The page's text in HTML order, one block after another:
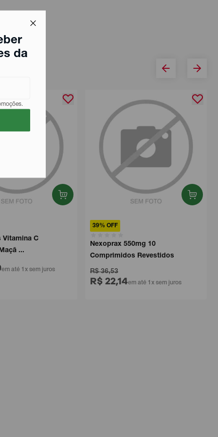
da
Vitamina C
...
em até 1x sem juros
39% OFF
Nexoprax 550mg 10
Comprimidos Revestidos
R$ 36,53
R$ 22,14em até 1x sem juros